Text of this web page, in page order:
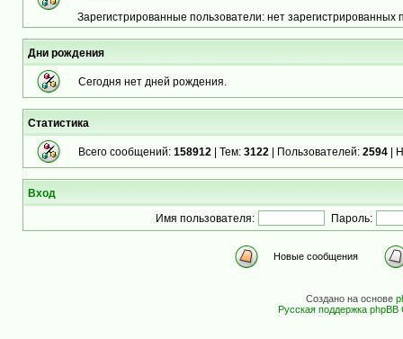
Зарегистрированные пользователи: нет зарегистрированных
Дни рождения
Сегодня нет дней рождения.
Статистика
Всего сообщений: 158912 | Тем: 3122 | Пользователей: 2594 |
Вход
Имя пользователя: Пароль:
Новые сообщения
Создано на основе
Русская поддержка phpBB